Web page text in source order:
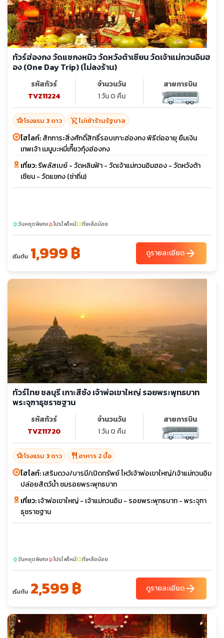
ทัวร์ฮ่องกง วัดแชกงหมิว วัดหวังต้าเซียน วัดเจ้าแม่กวนอิมฮ
อง (One Day Trip) (ไม่ลงร้าน)
รหัสทัวร์
TVZ11224
จำนวนวัน
1 วัน 0 คืน
สายการบิน
hotel_classโรงแรม 3 ดาว shopping_cart_offไม่เข้าร้านรัฐบาล
ไฮไลท์:สักการะสิ่งศักดิ์สิทธิ์รอบเกาะฮ่องกง พิธีต่ออายุ ยืมเงิน
เทพเจ้า เมนูบะหมี่เกี๊ยวกุ้งฮ่องกง
เที่ยว:รีพลัสเบย์ - วัดหลินฟ้า - วัดเจ้าแม่กวนอิมฮอง - วัดหวังต้า
เซียน - วัดแชกง (ซ่าถิ่น)
sunnyวันหยุดพิเศษlocal_fire_departmentโปรไฟไหม้confirmation_numberที่เหลือน้อย
เริ่มต้น 1,999 ฿ ดูรายละเอียดarrow_forward
ทัวร์ไทย ชลบุรี เกาะสีชัง เจ้าพ่อเขาใหญ่ รอยพระพุทธบาท
พระจุฑาธุชราชฐาน
รหัสทัวร์
TVZ11720
จำนวนวัน
1 วัน 0 คืน
สายการบิน
hotel_classโรงแรม 3 ดาว restaurant อาหาร 2 มื้อ
ไฮไลท์:เสริมดวง/บารมี/เปิดทรัพย์ ไหว้เจ้าพ่อเขาใหญ่/เจ้าแม่กวนอิม
ปล่อยสัตว์น้ำ ชมรอยพระพุทธบาท
เที่ยว:เจ้าพ่อเขาใหญ่ - เจ้าแม่กวนอิม - รอยพระพุทธบาท - พระจุฑา
ธุชราชฐาน
sunnyวันหยุดพิเศษlocal_fire_departmentโปรไฟไหม้confirmation_numberที่เหลือน้อย
เริ่มต้น 2,599 ฿ ดูรายละเอียดarrow_forward